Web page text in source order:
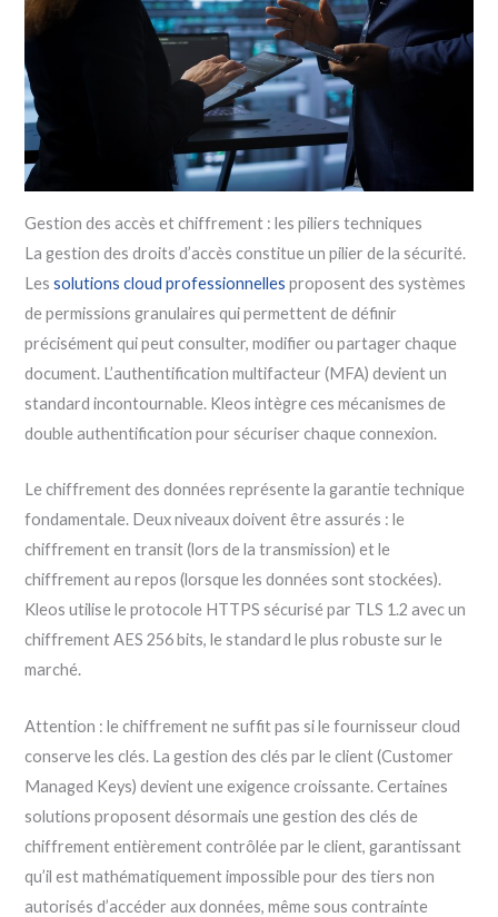
Gestion des accès et chiffrement : les piliers techniques
La gestion des droits d’accès constitue un pilier de la sécurité.
Lessolutions cloud professionnelles proposent des systèmes
de permissions granulaires qui permettent de définir
précisément qui peut consulter, modifier ou partager chaque
document. L’authentification multifacteur (MFA) devient un
standard incontournable. Kleos intègre ces mécanismes de
double authentification pour sécuriser chaque connexion.
Le chiffrement des données représente la garantie technique
fondamentale. Deux niveaux doivent être assurés : le
chiffrement en transit (lors de la transmission) et le
chiffrement au repos (lorsque les données sont stockées).
Kleos utilise le protocole HTTPS sécurisé par TLS 1.2 avec un
chiffrement AES 256 bits, le standard le plus robuste sur le
marché.
Attention : le chiffrement ne suffit pas si le fournisseur cloud
conserve les clés. La gestion des clés par le client (Customer
Managed Keys) devient une exigence croissante. Certaines
solutions proposent désormais une gestion des clés de
chiffrement entièrement contrôlée par le client, garantissant
qu’il est mathématiquement impossible pour des tiers non
autorisés d’accéder aux données, même sous contrainte